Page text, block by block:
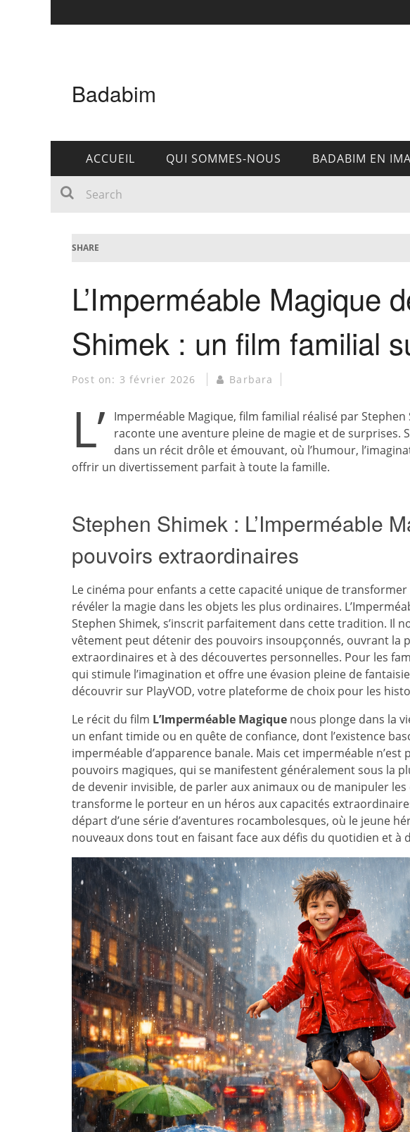
Badabim
ACCUEIL QUI SOMMES-NOUS BADABIM EN
SHARE
L’Imperméable Magique
Shimek : un film familial
Post on: 3 février 2026 Barbara
L’
Imperméable Magique, film familial réalisé par Stephen
raconte une aventure pleine de magie et de surprises.
dans un récit drôle et émouvant, où l’humour,
offrir un divertissement parfait à toute la famille.
Stephen Shimek : L’Imperméable
pouvoirs extraordinaires
Le cinéma pour enfants a cette capacité unique de
révéler la magie dans les objets les plus ordinaires.
Stephen Shimek, s’inscrit parfaitement dans cette tradition. Il
vêtement peut détenir des pouvoirs insoupçonnés, ouvrant la
extraordinaires et à des découvertes personnelles. Pour les
qui stimule l’imagination et offre une évasion pleine de
découvrir sur PlayVOD, votre plateforme de choix pour les
Le récit du film L’Imperméable Magique nous plonge dans la
un enfant timide ou en quête de confiance, dont l’existence
imperméable d’apparence banale. Mais cet imperméable
pouvoirs magiques, qui se manifestent généralement sous la
de devenir invisible, de parler aux animaux ou de manipuler
transforme le porteur en un héros aux capacités
départ d’une série d’aventures rocambolesques, où le jeune
nouveaux dons tout en faisant face aux défis du quotidien et à